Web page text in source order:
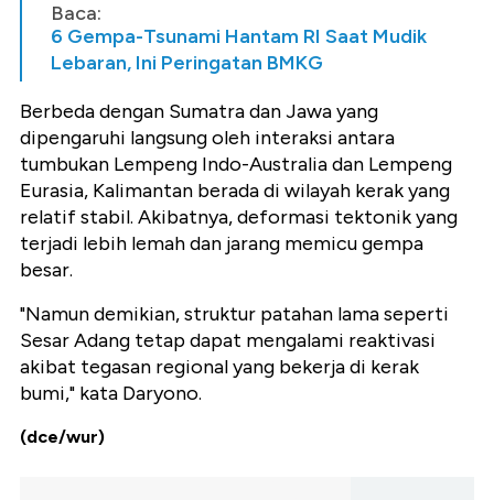
Baca:
6 Gempa-Tsunami Hantam RI Saat Mudik
Lebaran, Ini Peringatan BMKG
Berbeda dengan Sumatra dan Jawa yang
dipengaruhi langsung oleh interaksi antara
tumbukan Lempeng Indo-Australia dan Lempeng
Eurasia, Kalimantan berada di wilayah kerak yang
relatif stabil. Akibatnya, deformasi tektonik yang
terjadi lebih lemah dan jarang memicu gempa
besar.
"Namun demikian, struktur patahan lama seperti
Sesar Adang tetap dapat mengalami reaktivasi
akibat tegasan regional yang bekerja di kerak
bumi," kata Daryono.
(dce/wur)